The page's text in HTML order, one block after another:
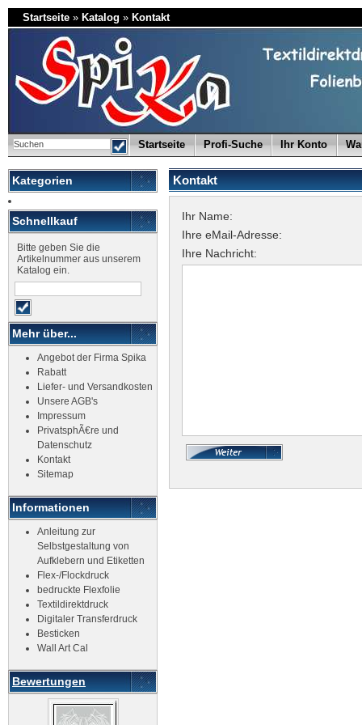
Startseite » Katalog » Kontakt
Startseite Profi-Suche Ihr Konto
Kategorien
Schnellkauf
Bitte geben Sie die
Artikelnummer aus unserem
Katalog ein.
Mehr über...
Angebot der Firma Spika
Rabatt
Liefer- und Versandkosten
Unsere AGB's
Impressum
PrivatsphÃ€re und
Datenschutz
Kontakt
Sitemap
Informationen
Anleitung zur
Selbstgestaltung von
Aufklebern und Etiketten
Flex-/Flockdruck
bedruckte Flexfolie
Textildirektdruck
Digitaler Transferdruck
Besticken
Wall Art Cal
Bewertungen
Kontakt
Ihr Name:
Ihre eMail-Adresse:
Ihre Nachricht: